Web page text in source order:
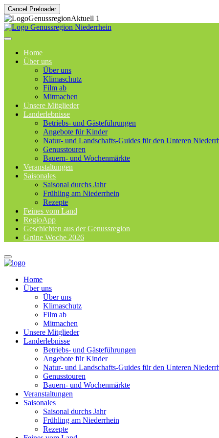
Cancel Preloader
Home
Über uns
Über uns
Klimaschutz
Film ab
Mitmachen
Unsere Mitglieder
Landerlebnisse
Betriebs- und Gästeführungen
Angebote für Kinder
Natur- und Landschafts-Guides für den Unteren
Genusstouren
Bauern- und Wochenmärkte
Veranstaltungen
Saisonales
Saisonal durchs Jahr
Frühling am Niederrhein
Rezepte
Feines vom Land
RegioApp
Geschichten aus der Genussregion
Grüne Woche 2026
Home
Über uns
Über uns
Klimaschutz
Film ab
Mitmachen
Unsere Mitglieder
Landerlebnisse
Betriebs- und Gästeführungen
Angebote für Kinder
Natur- und Landschafts-Guides für den Unteren
Genusstouren
Bauern- und Wochenmärkte
Veranstaltungen
Saisonales
Saisonal durchs Jahr
Frühling am Niederrhein
Rezepte